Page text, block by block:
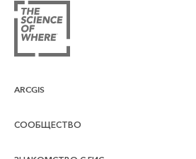
ARCGIS
Обзор ArcGIS
СООБЩЕСТВО